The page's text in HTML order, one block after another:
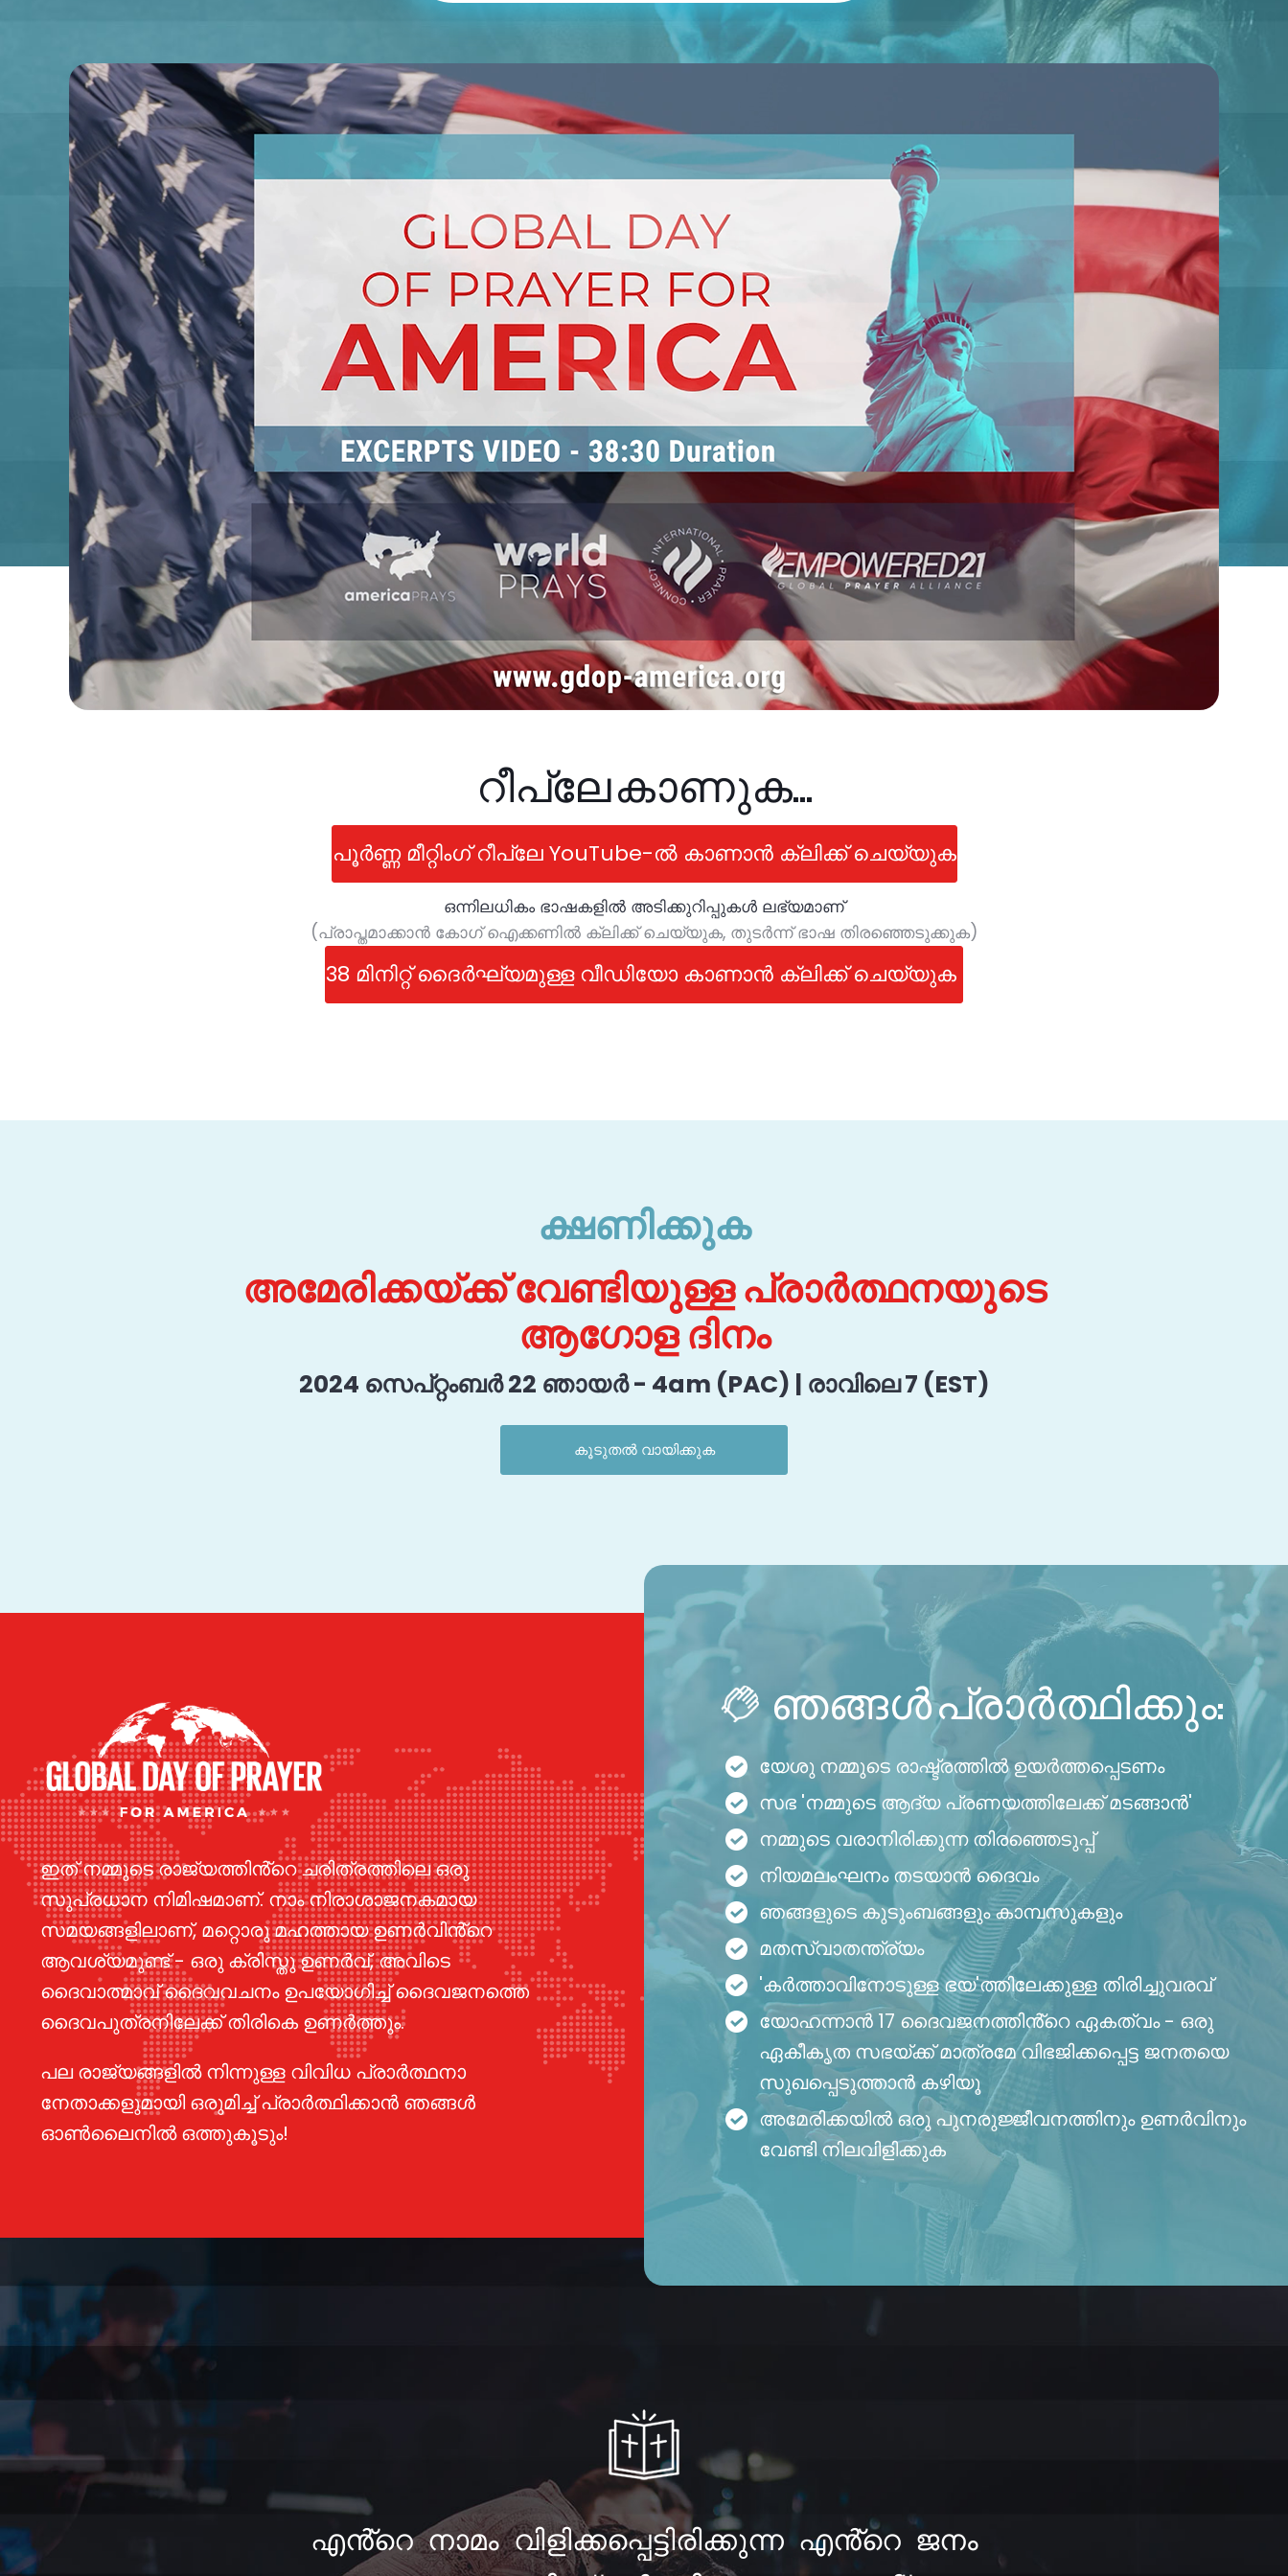
റീപ്ലേ കാണുക...
പൂർണ്ണ മീറ്റിംഗ് റീപ്ലേ YouTube-ൽ കാണാൻ ക്ലിക്ക് ചെയ്യുക
ഒന്നിലധികം ഭാഷകളിൽ അടിക്കുറിപ്പുകൾ ലഭ്യമാണ്
(പ്രാപ്തമാക്കാൻ കോഗ് ഐക്കണിൽ ക്ലിക്ക് ചെയ്യുക, തുടർന്ന് ഭാഷ തിരഞ്ഞെടുക്കുക)
38 മിനിറ്റ് ദൈർഘ്യമുള്ള വീഡിയോ കാണാൻ ക്ലിക്ക് ചെയ്യുക
ക്ഷണിക്കുക
അമേരിക്കയ്ക്ക് വേണ്ടിയുള്ള പ്രാർത്ഥനയുടെ
ആഗോള ദിനം
2024 സെപ്റ്റംബർ 22 ഞായർ - 4am (PAC) | രാവിലെ 7 (EST)
കൂടുതൽ വായിക്കുക
ഇത് നമ്മുടെ രാജ്യത്തിൻ്റെ ചരിത്രത്തിലെ ഒരു
സുപ്രധാന നിമിഷമാണ്. നാം നിരാശാജനകമായ
സമയങ്ങളിലാണ്, മറ്റൊരു മഹത്തായ ഉണർവിൻ്റെ
ആവശ്യമുണ്ട് - ഒരു ക്രിസ്തു ഉണർവ്, അവിടെ
ദൈവാത്മാവ് ദൈവവചനം ഉപയോഗിച്ച് ദൈവജനത്തെ
ദൈവപുത്രനിലേക്ക് തിരികെ ഉണർത്തും.
പല രാജ്യങ്ങളിൽ നിന്നുള്ള വിവിധ പ്രാർത്ഥനാ
നേതാക്കളുമായി ഒരുമിച്ച് പ്രാർത്ഥിക്കാൻ ഞങ്ങൾ
ഓൺലൈനിൽ ഒത്തുകൂടും!
ഞങ്ങൾ പ്രാർത്ഥിക്കും:
യേശു നമ്മുടെ രാഷ്ട്രത്തിൽ ഉയർത്തപ്പെടണം
സഭ 'നമ്മുടെ ആദ്യ പ്രണയത്തിലേക്ക് മടങ്ങാൻ'
നമ്മുടെ വരാനിരിക്കുന്ന തിരഞ്ഞെടുപ്പ്
നിയമലംഘനം തടയാൻ ദൈവം
ഞങ്ങളുടെ കുടുംബങ്ങളും കാമ്പസുകളും
മതസ്വാതന്ത്ര്യം
'കർത്താവിനോടുള്ള ഭയ'ത്തിലേക്കുള്ള തിരിച്ചുവരവ്
യോഹന്നാൻ 17 ദൈവജനത്തിൻ്റെ ഏകത്വം - ഒരു
ഏകീകൃത സഭയ്ക്ക് മാത്രമേ വിഭജിക്കപ്പെട്ട ജനതയെ
സുഖപ്പെടുത്താൻ കഴിയൂ
അമേരിക്കയിൽ ഒരു പുനരുജ്ജീവനത്തിനും ഉണർവിനും
വേണ്ടി നിലവിളിക്കുക
എൻ്റെ നാമം വിളിക്കപ്പെട്ടിരിക്കുന്ന എൻ്റെ ജനം